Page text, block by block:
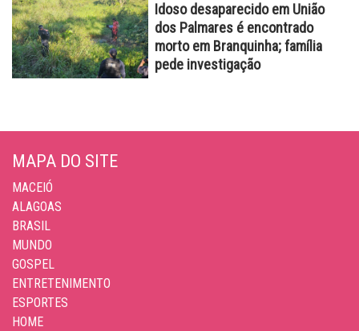
Idoso desaparecido em União
dos Palmares é encontrado
morto em Branquinha; família
pede investigação
MAPA DO SITE
MACEIÓ
ALAGOAS
BRASIL
MUNDO
GOSPEL
ENTRETENIMENTO
ESPORTES
HOME